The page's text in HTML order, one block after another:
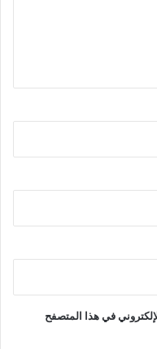
في هذا المتصفح